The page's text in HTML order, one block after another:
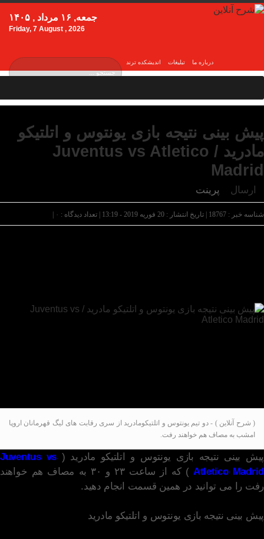
اندیشکده ترند تبلیغات درباره ما
جمعه, ۱۶ مرداد , ۱۴۰۵
Friday, 7 August , 2026
پیش بینی نتیجه بازی یونتوس و اتلتیکو
مادرید / Juventus vs Atletico
Madrid
ارسال پرینت
شناسه خبر : 18767 | تاریخ انتشار : 20 فوریه 2019 - 13:19 | تعداد دیدگاه : ۰
( شرح آنلاین ) - دو تیم یونتوس و اتلتیکومادرید از سری رقابت های لیگ قهرمانان اروپا
امشب به مصاف هم خواهند رفت.
پیش بینی نتیجه بازی یونتوس و اتلتیکو مادرید (Juventus vs
Atletico Madrid
) که از ساعت ۲۳ و ۳۰ به مصاف هم خواهند
رفت را می توانید در همین قسمت انجام دهید.
پیش بینی نتیجه بازی یونتوس و اتلتیکو مادرید